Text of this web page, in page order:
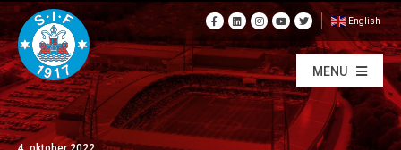
English
MENU